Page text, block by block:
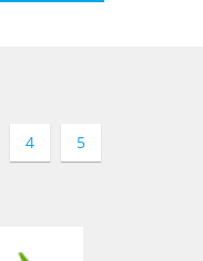
4
5